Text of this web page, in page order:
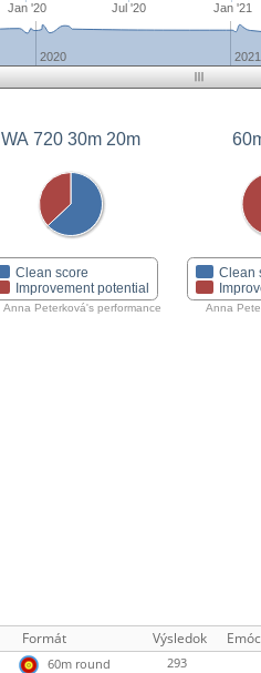
Jan '20 Jul '20 Jan '21
2020 2021
WA 720 30m 20m
Clean score
Improvement potential
Anna Peterková's performance
Clean
Anna
Formát Výsledok
60m round
293